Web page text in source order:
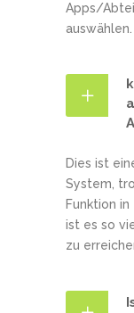
Apps/
auswählen.
Dies ist
System,
Funktion
ist es so
zu